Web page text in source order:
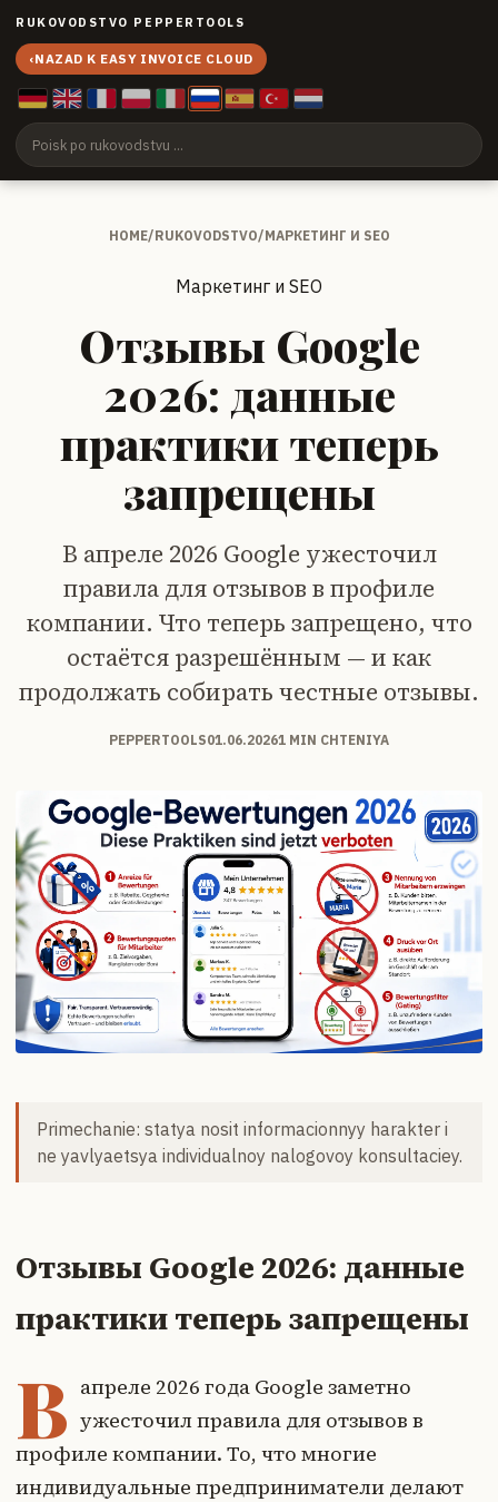
RUKOVODSTVO PEPPERTOOLS
‹NAZAD K EASY INVOICE CLOUD
HOME/RUKOVODSTVO/МАРКЕТИНГ И SEO
Маркетинг и SEO
Отзывы Google
2026: данные
практики теперь
запрещены
В апреле 2026 Google ужесточил
правила для отзывов в профиле
компании. Что теперь запрещено, что
остаётся разрешённым — и как
продолжать собирать честные отзывы.
PEPPERTOOLS01.06.20261 MIN CHTENIYA
Primechanie: statya nosit informacionnyy harakter i
ne yavlyaetsya individualnoy nalogovoy konsultaciey.
Отзывы Google 2026: данные
практики теперь запрещены
В апреле 2026 года Google заметно
ужесточил правила для отзывов в
профиле компании. То, что многие
индивидуальные предприниматели делают